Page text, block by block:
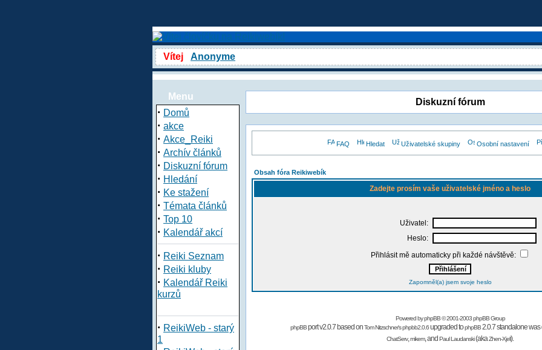
Vítej Anonyme
Menu
· Domů
· akce
· Akce_Reiki
· Archív článků
· Diskuzní fórum
· Hledání
· Ke stažení
· Témata článků
· Top 10
· Kalendář akcí
· Reiki Seznam
· Reiki kluby
· Kalendář Reiki
kurzů
· ReikiWeb - starý
1
Diskuzní fórum
FAQ Hledat Uživatelské skupiny Osobní nastavení
Obsah fóra Reikiwebík
Zadejte prosím vaše uživatelské jméno a heslo
Uživatel:
Heslo:
Přihlásit mě automaticky při každé návštěvě:
Zapomněl(a) jsem svoje heslo
Powered byphpBB© 2001-2003 phpBB Group
phpBBport v2.0.7 based onTom Nitzschner'sphpbb2.0.6upgraded tophpBB2.0.7 standalone
ChatServ,mikem,and Paul Laudanski(akaZhen-Xjell).